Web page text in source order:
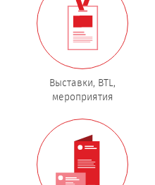
Выставки, BTL,
мероприятия